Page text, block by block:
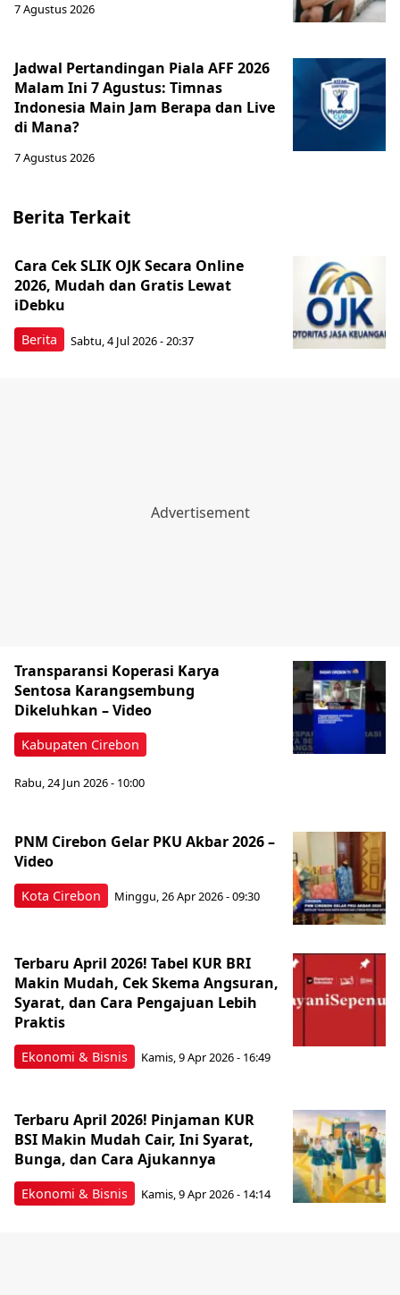
7 Agustus 2026
Jadwal Pertandingan Piala AFF 2026
Malam Ini 7 Agustus: Timnas
Indonesia Main Jam Berapa dan Live
di Mana?
7 Agustus 2026
Berita Terkait
Berita
Cara Cek SLIK OJK Secara Online
2026, Mudah dan Gratis Lewat
iDebku
Sabtu, 4 Jul 2026 - 20:37
Kabupaten Cirebon
Transparansi Koperasi Karya
Sentosa Karangsembung
Dikeluhkan – Video
Rabu, 24 Jun 2026 - 10:00
Kota Cirebon
PNM Cirebon Gelar PKU Akbar 2026 –
Video
Minggu, 26 Apr 2026 - 09:30
Ekonomi & Bisnis
Terbaru April 2026! Tabel KUR BRI
Makin Mudah, Cek Skema Angsuran,
Syarat, dan Cara Pengajuan Lebih
Praktis
Kamis, 9 Apr 2026 - 16:49
Ekonomi & Bisnis
Terbaru April 2026! Pinjaman KUR
BSI Makin Mudah Cair, Ini Syarat,
Bunga, dan Cara Ajukannya
Kamis, 9 Apr 2026 - 14:14